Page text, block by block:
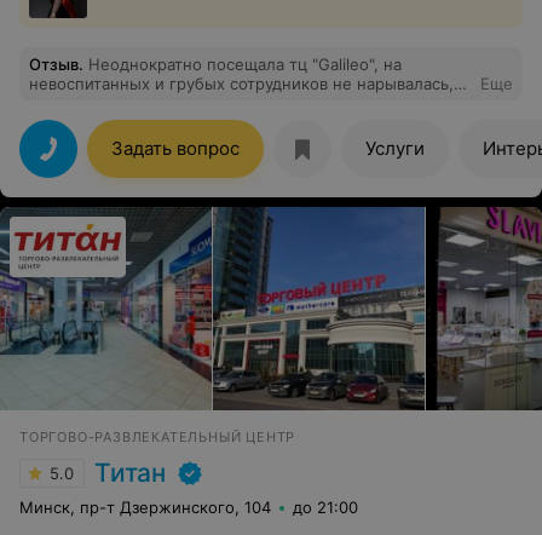
Отзыв. Неоднократно посещала тц "Galileo", на
невоспитанных и грубых сотрудников не нарывалась,
хочется отметить работу охраны, которая готова
помочь и уделить время в случае необходимости.
Отдельно хочется поблагодарить Арама, чуткого
молодого человека, который помогал решать
неприятный инцидент (произошёл не по вине
сотрудников "Galileo"). Очень благодарна за помощь и
поддержку! Удачи и процветания.
Еще
Задать вопрос Услуги
ТОРГОВО-РАЗВЛЕКАТЕЛЬНЫЙ ЦЕНТР
5.0 Титан
Минск, пр-т Дзержинского, 104 до 21:00